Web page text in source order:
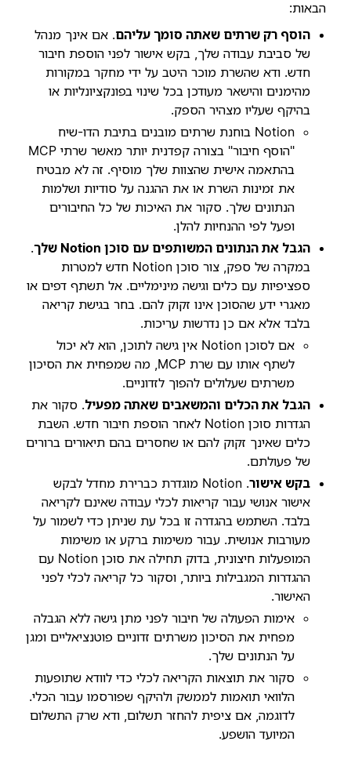
הבאות:
הוסף רק שרתים שאתה סומך עליהם. אם אינך מנהל
של סביבת עבודה שלך, בקש אישור לפני הוספת חיבור
חדש. ודא שהשרת מוכר היטב על ידי מחקר במקורות
מהימנים והישאר מעודכן בכל שינוי בפונקציונליות או
בהיקף שעליו מצהיר הספק.
Notion בוחנת שרתים מובנים בתיבת הדו-שיח
"הוסף חיבור" בצורה קפדנית יותר מאשר שרתי MCP
בהתאמה אישית שהצוות שלך מוסיף. זה לא מבטיח
את זמינות השרת או את ההגנה על סודיות ושלמות
הנתונים שלך. סקור את האיכות של כל החיבורים
ופעל לפי ההנחיות להלן.
הגבל את הנתונים המשותפים עם סוכן Notion שלך
.
במקרה של ספק, צור סוכן Notion חדש למטרות
ספציפיות עם כלים וגישה מינימליים. אל תשתף דפים או
מאגרי ידע שהסוכן אינו זקוק להם. בחר בגישת קריאה
בלבד אלא אם כן נדרשות עריכות.
אם לסוכן Notion אין גישה לתוכן, הוא לא יכול
לשתף אותו עם שרת MCP, מה שמפחית את הסיכון
משרתים שעלולים להפוך לזדוניים.
הגבל את הכלים והמשאבים שאתה מפעיל. סקור את
הגדרות סוכן Notion לאחר הוספת חיבור חדש. השבת
כלים שאינך זקוק להם או שחסרים בהם תיאורים ברורים
של פעולתם.
בקש אישור
. Notion מוגדרת כברירת מחדל לבקש
אישור אנושי עבור קריאות לכלי עבודה שאינם לקריאה
בלבד. השתמש בהגדרה זו בכל עת שניתן כדי לשמור על
מעורבות אנושית. עבור משימות ברקע או משימות
המופעלות חיצונית, בדוק תחילה את סוכן Notion עם
ההגדרות המגבילות ביותר, וסקור כל קריאה לכלי לפני
האישור.
אימות הפעולה של חיבור לפני מתן גישה ללא הגבלה
מפחית את הסיכון משרתים זדוניים פוטנציאליים ומגן
על הנתונים שלך.
סקור את תוצאות הקריאה לכלי כדי לוודא שתופעות
הלוואי תואמות לממשק ולהיקף שפורסמו עבור הכלי.
לדוגמה, אם ציפית להחזר תשלום, ודא שרק התשלום
המיועד הושפע.